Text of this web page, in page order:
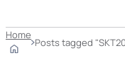
Home
Posts tagged